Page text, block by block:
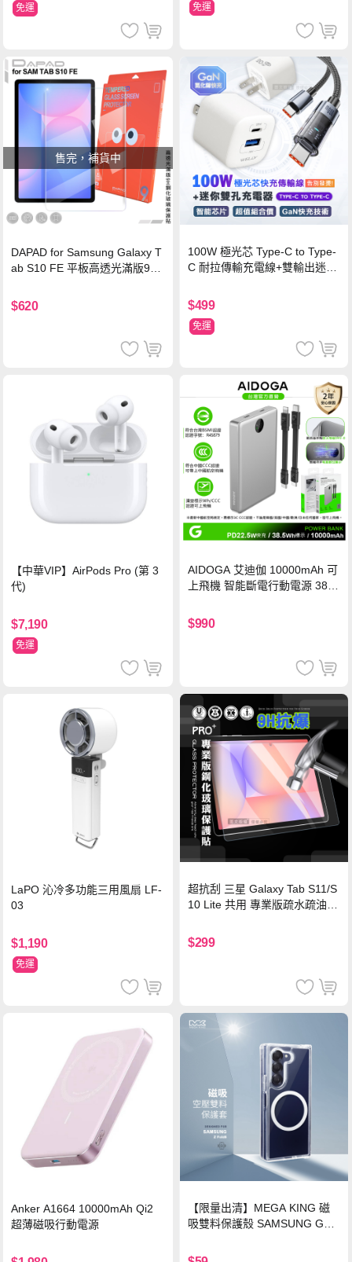
免運 免運
售完，補貨中
DAPAD for Samsung Galaxy T
ab S10 FE 平板高透光滿版9H
$620
100W 極光芯 Type-C to Type-
C 耐拉傳輸充電線+雙輸出迷你
$499
免運
【中華VIP】AirPods Pro (第 3
代)
$7,190
免運
AIDOGA 艾迪伽 10000mAh 可
上飛機 智能斷電行動電源 38.5
灣BSMI/中國CCC/歐美CE/FCC
認證
$990
LaPO 沁冷多功能三用風扇 LF-
03
$1,190
免運
超抗刮 三星 Galaxy Tab S11/S
10 Lite 共用 專業版疏水疏油9
$299
Anker A1664 10000mAh Qi2
超薄磁吸行動電源
【限量出清】MEGA KING 磁
吸雙料保護殼 SAMSUNG Gala